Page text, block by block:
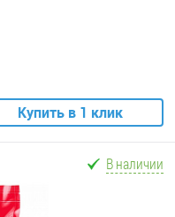
Купить в 1 клик
В наличии